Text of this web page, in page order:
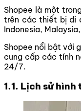
Shopee là một
trên các thiết bị di
Indonesia,
Shopee nổi bật với
cung cấp các tính
24/7.
1.1. Lịch sử